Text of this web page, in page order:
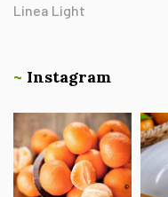
Linea Light
~ Instagram